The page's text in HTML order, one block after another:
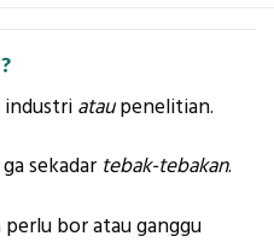
ataupenelitian.
sekadar tebak-tebakan.
bor atau ganggu